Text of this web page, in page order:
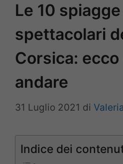
Le 10
spettacolari
Corsica: ecco
andare
31 Luglio 2021 di
Indice dei